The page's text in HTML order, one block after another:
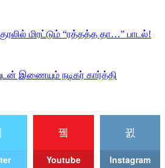
மிரட்டும் “ரத்தத்த தா…” பாடல்!
இணையும் நடிகர் கார்த்தி
Youtube Instagram